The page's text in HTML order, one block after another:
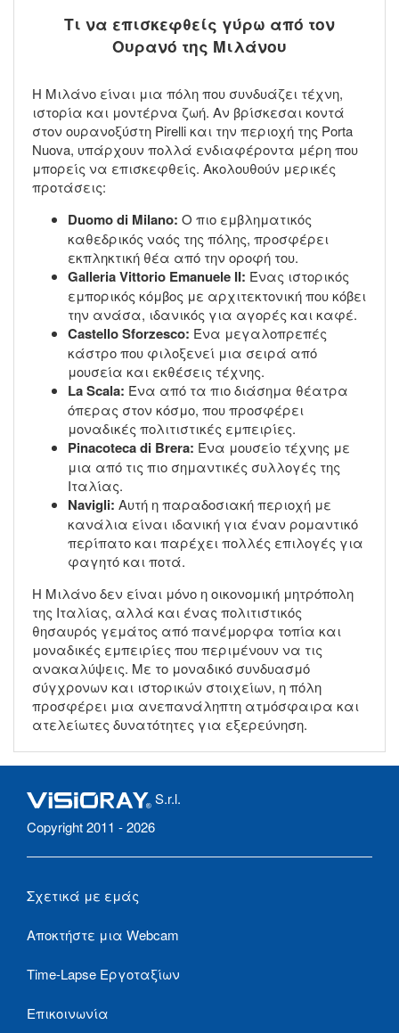
Τι να επισκεφθείς γύρω από τον
Ουρανό της Μιλάνου
Η Μιλάνο είναι μια πόλη που συνδυάζει τέχνη,
ιστορία και μοντέρνα ζωή. Αν βρίσκεσαι κοντά
στον ουρανοξύστη Pirelli και την περιοχή της Porta
Nuova, υπάρχουν πολλά ενδιαφέροντα μέρη που
μπορείς να επισκεφθείς. Ακολουθούν μερικές
προτάσεις:
Duomo di Milano: Ο πιο εμβληματικός
καθεδρικός ναός της πόλης, προσφέρει
εκπληκτική θέα από την οροφή του.
Galleria Vittorio Emanuele II: Ένας ιστορικός
εμπορικός κόμβος με αρχιτεκτονική που κόβει
την ανάσα, ιδανικός για αγορές και καφέ.
Castello Sforzesco: Ένα μεγαλοπρεπές
κάστρο που φιλοξενεί μια σειρά από
μουσεία και εκθέσεις τέχνης.
La Scala: Ένα από τα πιο διάσημα θέατρα
όπερας στον κόσμο, που προσφέρει
μοναδικές πολιτιστικές εμπειρίες.
Pinacoteca di Brera: Ένα μουσείο τέχνης με
μια από τις πιο σημαντικές συλλογές της
Ιταλίας.
Navigli: Αυτή η παραδοσιακή περιοχή με
κανάλια είναι ιδανική για έναν ρομαντικό
περίπατο και παρέχει πολλές επιλογές για
φαγητό και ποτά.
Η Μιλάνο δεν είναι μόνο η οικονομική μητρόπολη
της Ιταλίας, αλλά και ένας πολιτιστικός
θησαυρός γεμάτος από πανέμορφα τοπία και
μοναδικές εμπειρίες που περιμένουν να τις
ανακαλύψεις. Με το μοναδικό συνδυασμό
σύγχρονων και ιστορικών στοιχείων, η πόλη
προσφέρει μια ανεπανάληπτη ατμόσφαιρα και
ατελείωτες δυνατότητες για εξερεύνηση.
S.r.l.
Copyright 2011 - 2026
Σχετικά με εμάς
Αποκτήστε μια Webcam
Time-Lapse Εργοταξίων
Επικοινωνία